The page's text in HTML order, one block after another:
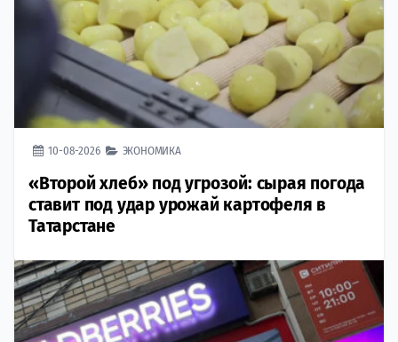
10-08-2026 ЭКОНОМИКА
«Второй хлеб» под угрозой: сырая погода
ставит под удар урожай картофеля в
Татарстане